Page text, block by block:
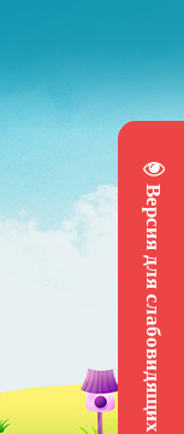
Версия для слабовидящих